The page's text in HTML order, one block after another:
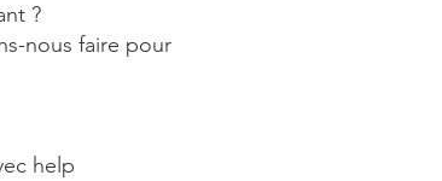
?
nous faire pour
help